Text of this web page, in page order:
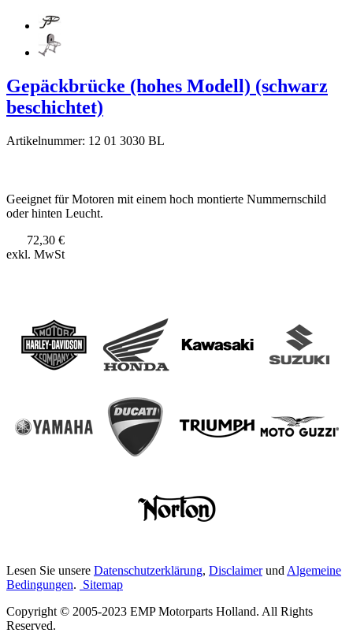
Gepäckbrücke (hohes Modell) (schwarz
beschichtet)
Artikelnummer: 12 01 3030 BL
Geeignet für Motoren mit einem hoch montierte Nummernschild
oder hinten Leucht.
72,30 €
exkl. MwSt
Lesen Sie unsere Datenschutzerklärung, Disclaimerund Algemeine
Bedingungen. Sitemap
Copyright © 2005-2023 EMP Motorparts Holland. All Rights
Reserved.